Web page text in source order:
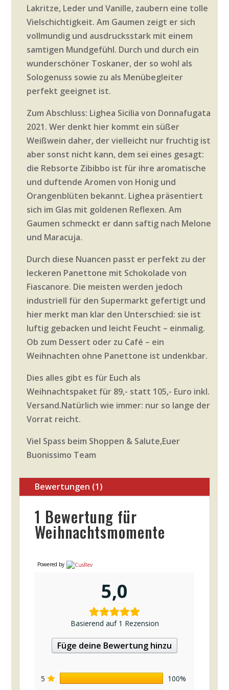
Lakritze, Leder und Vanille, zaubern eine tolle
Vielschichtigkeit. Am Gaumen zeigt er sich
vollmundig und ausdrucksstark mit einem
samtigen Mundgefühl. Durch und durch ein
wunderschöner Toskaner, der so wohl als
Sologenuss sowie zu als Menübegleiter
perfekt geeignet ist.
Zum Abschluss: Lighea Sicilia von Donnafugata
2021. Wer denkt hier kommt ein süßer
Weißwein daher, der vielleicht nur fruchtig ist
aber sonst nicht kann, dem sei eines gesagt:
die Rebsorte Zibibbo ist für ihre aromatische
und duftende Aromen von Honig und
Orangenblüten bekannt. Lighea präsentiert
sich im Glas mit goldenen Reflexen. Am
Gaumen schmeckt er dann saftig nach Melone
und Maracuja.
Durch diese Nuancen passt er perfekt zu der
leckeren Panettone mit Schokolade von
Fiascanore. Die meisten werden jedoch
industriell für den Supermarkt gefertigt und
hier merkt man klar den Unterschied: sie ist
luftig gebacken und leicht Feucht – einmalig.
Ob zum Dessert oder zu Café – ein
Weihnachten ohne Panettone ist undenkbar.
Dies alles gibt es für Euch als
Weihnachtspaket für 89,- statt 105,- Euro inkl.
Versand.Natürlich wie immer: nur so lange der
Vorrat reicht.
Viel Spass beim Shoppen & Salute,Euer
Buonissimo Team
Bewertungen (1)
1 Bewertung für
Weihnachtsmomente
Powered by
5,0
Basierend auf 1 Rezension
Füge deine Bewertung hinzu
5
100%